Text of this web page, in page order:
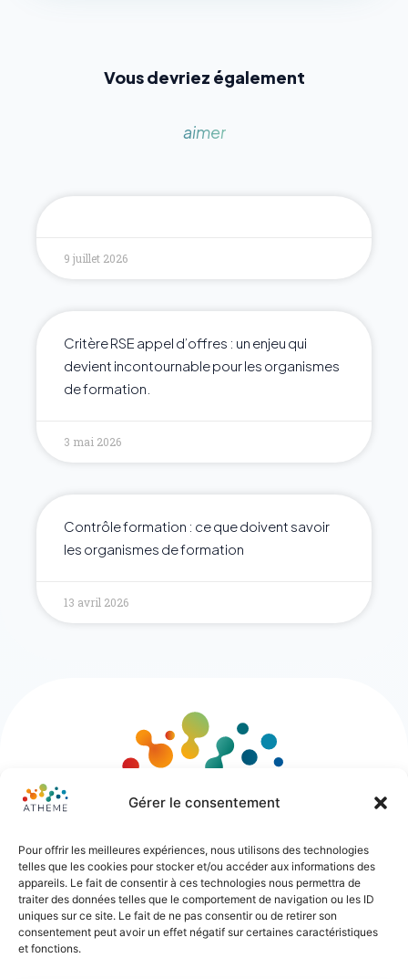
Gérer le consentement
Pour offrir les meilleures expériences, nous utilisons des technologies
telles que les cookies pour stocker et/ou accéder aux informations des
appareils. Le fait de consentir à ces technologies nous permettra de
traiter des données telles que le comportement de navigation ou les ID
uniques sur ce site. Le fait de ne pas consentir ou de retirer son
consentement peut avoir un effet négatif sur certaines caractéristiques
et fonctions.
Vous devriez également
aimer
9 juillet 2026
Critère RSE appel d’offres : un enjeu qui
devient incontournable pour les organismes
de formation.
3 mai 2026
Contrôle formation : ce que doivent savoir
les organismes de formation
13 avril 2026